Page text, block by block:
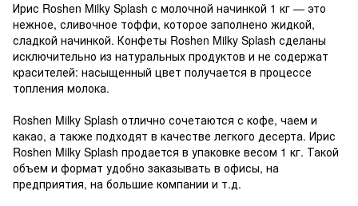
Ирис Roshen Milky Splash с молочной начинкой 1 кг — это
нежное, сливочное тоффи, которое заполнено жидкой,
сладкой начинкой. Конфеты Roshen Milky Splash сделаны
исключительно из натуральных продуктов и не содержат
красителей: насыщенный цвет получается в процессе
топления молока.
Roshen Milky Splash отлично сочетаются с кофе, чаем и
какао, а также подходят в качестве легкого десерта. Ирис
Roshen Milky Splash продается в упаковке весом 1 кг. Такой
объем и формат удобно заказывать в офисы, на
предприятия, на большие компании и т.д.